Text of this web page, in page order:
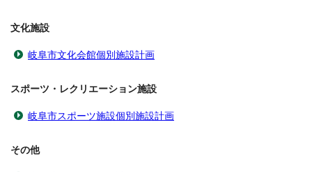
文化施設
岐阜市文化会館個別施設計画
スポーツ・レクリエーション施設
岐阜市スポーツ施設個別施設計画
その他